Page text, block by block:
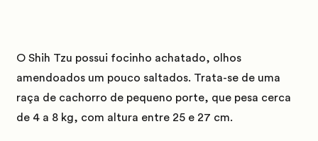
O Shih Tzu possui focinho achatado, olhos
amendoados um pouco saltados. Trata-se de uma
raça de cachorro de pequeno porte, que pesa cerca
de 4 a 8 kg, com altura entre 25 e 27 cm.